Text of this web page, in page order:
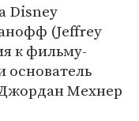
Disney
(Jeffrey
к фильму-
основатель
Мехнер